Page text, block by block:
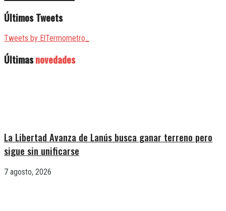
Últimos Tweets
Tweets by ElTermometro_
Últimasnovedades
La Libertad Avanza de Lanús busca ganar terreno pero
sigue sin unificarse
7 agosto, 2026